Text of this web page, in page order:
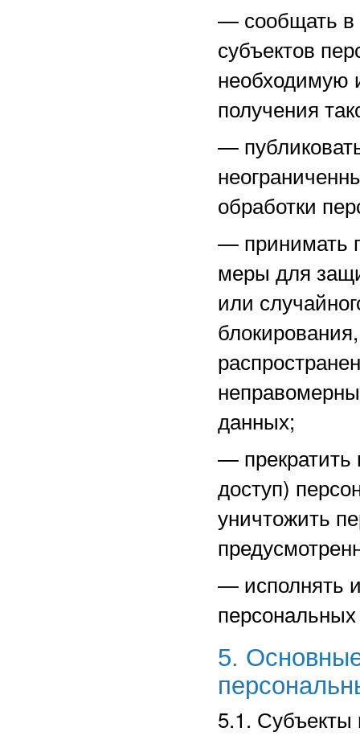
— сообщать
субъектов
необходимую
получения
—
обработки
— принимать
меры для
или
данных;
—
доступ)
уничтожить
— исполнять
5.
5.1.